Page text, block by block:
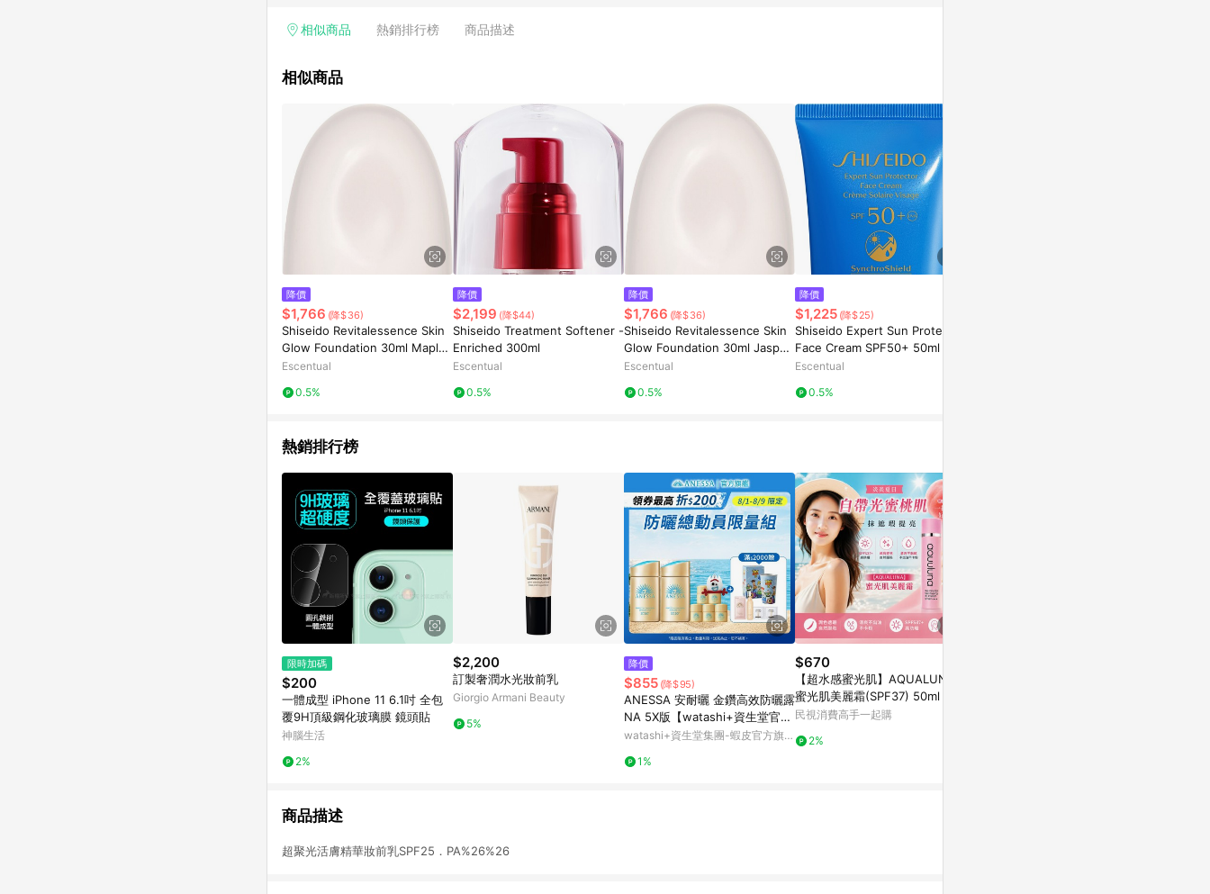
相似商品 熱銷排行榜 商品描述
相似商品
降價
$1,766 (降$36)
Shiseido Revitalessence Skin
Glow Foundation 30ml Maple
350
Escentual
0.5%
降價
$2,199 (降$44)
Shiseido Treatment Softener -
Enriched 300ml
Escentual
0.5%
降價
$1,766 (降$36)
Shiseido Revitalessence Skin
Glow Foundation 30ml Jasper
550
Escentual
0.5%
降價
$1,225 (降$25)
Shiseido Expert Sun Protector
Face Cream SPF50+ 50ml
Escentual
0.5%
熱銷排行榜
限時加碼
$200
一體成型 iPhone 11 6.1吋 全包
覆9H頂級鋼化玻璃膜 鏡頭貼
神腦生活
2%
$2,200
訂製奢潤水光妝前乳
Giorgio Armani Beauty
5%
降價
$855 (降$95)
ANESSA 安耐曬 金鑽高效防曬露
NA 5X版【watashi+資生堂官方
店】防曬乳
watashi+資生堂集團-蝦皮官方旗艦
1%
$670
【超水感蜜光肌】AQUALUNA
蜜光肌美麗霜(SPF37) 50ml（防
曬・潤色・提亮）
民視消費高手一起購
2%
商品描述
超聚光活膚精華妝前乳SPF25．PA%26%26